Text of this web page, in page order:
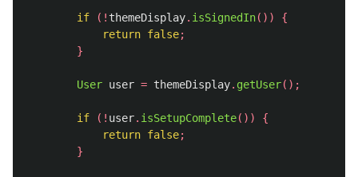
if (! themeDisplay. isSignedIn())
{
return false;
}
User user = themeDisplay. getUser();
if (! user. isSetupComplete())
{
return false;
}